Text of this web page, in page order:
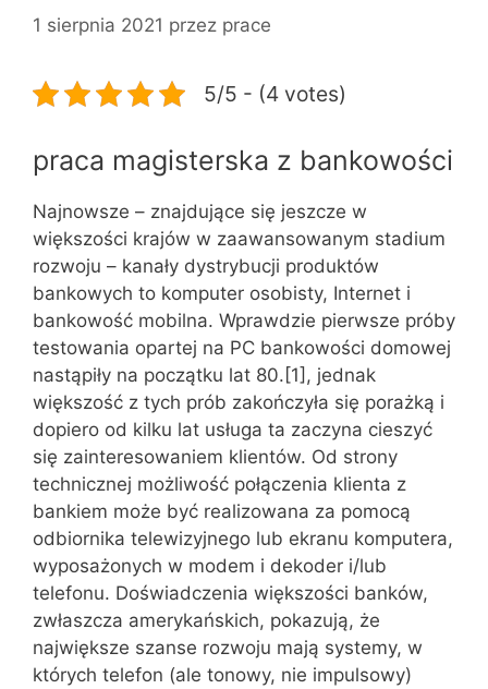
1 sierpnia 2021 przez prace
5/5 - (4 votes)
praca magisterska z bankowości
Najnowsze – znajdujące się jeszcze w
większości krajów w zaawansowanym stadium
rozwoju – kanały dystrybucji produktów
bankowych to komputer osobisty, Internet i
bankowość mobilna. Wprawdzie pierwsze próby
testowania opartej na PC bankowości domowej
nastąpiły na początku lat 80.[1], jednak
większość z tych prób zakończyła się porażką i
dopiero od kilku lat usługa ta zaczyna cieszyć
się zainteresowaniem klientów. Od strony
technicznej możliwość połączenia klienta z
bankiem może być realizowana za pomocą
odbiornika telewizyjnego lub ekranu komputera,
wyposażonych w modem i dekoder i/lub
telefonu. Doświadczenia większości banków,
zwłaszcza amerykańskich, pokazują, że
największe szanse rozwoju mają systemy, w
których telefon (ale tonowy, nie impulsowy)